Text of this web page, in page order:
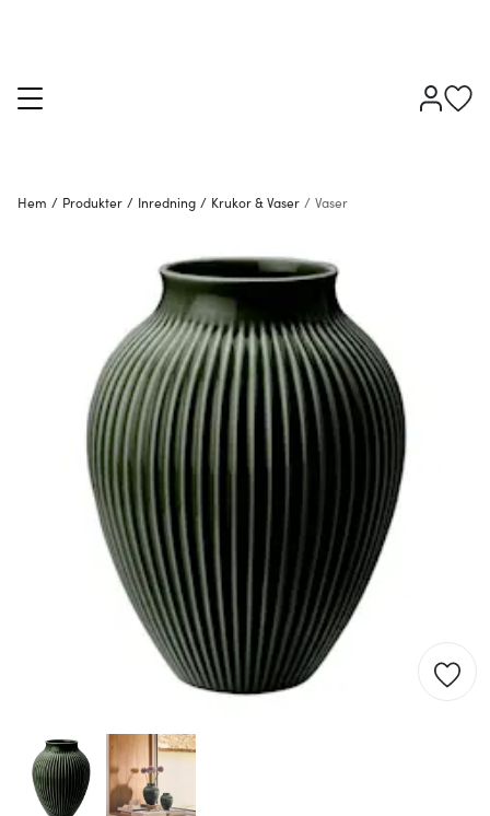
Hem / Produkter / Inredning / Krukor & Vaser / Vaser